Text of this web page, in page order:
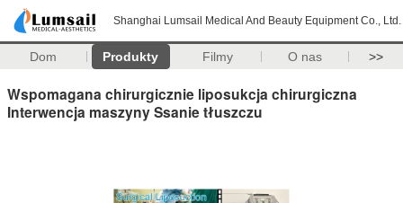
Shanghai Lumsail Medical And Beauty Equipment Co., Ltd.
Dom Produkty Filmy O nas >>
Wspomagana chirurgicznie liposukcja chirurgiczna
Interwencja maszyny Ssanie tłuszczu